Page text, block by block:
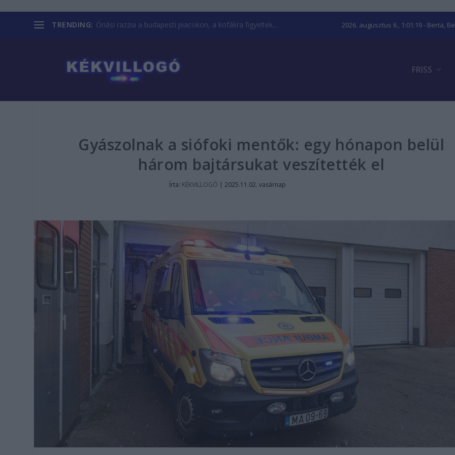
TRENDING: Óriási razzia a budapesti piacokon, a kofákra figyeltek... 2026. augusztus 6., 1:01:20- Berta,
FRISS
Gyászolnak a siófoki mentők: egy hónapon belül
három bajtársukat veszítették el
Írta: KÉKVILLOGÓ |2025.11.02. vasárnap